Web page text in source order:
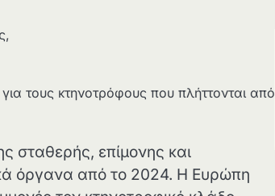
για τους κτηνοτρόφους που πλήττονται από
σταθερής, επίμονης και
όργανα από το 2024. Η Ευρώπη